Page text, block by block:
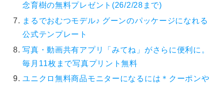
念育樹の無料プレゼント(26/2/28まで)
まるでおむつモデル♪ グーンのパッケージになれる
公式テンプレート
写真・動画共有アプリ「みてね」がさらに便利に。
毎月11枚まで写真プリント無料
ユニクロ無料商品モニターになるには＊クーポンや